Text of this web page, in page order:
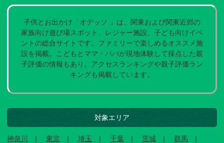
子供とお出かけ「オデッソ 」は、関東および関東近郊の
家族向け遊び場スポット、レジャー施設、子ども向けイベ
ントの総合サイトです。ファミリーで楽しめるオススメ施
設を掲載。こどもとママ・パパが現地体験して採点した親
子評価の情報もあり。アクセスランキングや親子評価ラン
キングも掲載しています。
対象エリア
神奈川 東京 埼玉 千葉 茨城
群馬